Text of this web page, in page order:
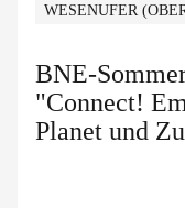
WESENUFER
BNE-
"Connect!
Planet und